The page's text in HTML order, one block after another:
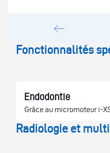
Fonctionnalités
Endodontie
Grâce au micromoteur i-
intégré, S210LR offre une
traitements canalaires.
Radiologie et